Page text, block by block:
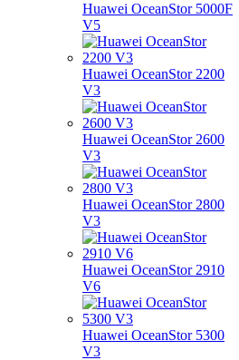
Huawei OceanStor 5000F
V5
Huawei OceanStor 2200
V3
Huawei OceanStor 2600
V3
Huawei OceanStor 2800
V3
Huawei OceanStor 2910
V6
Huawei OceanStor 5300
V3